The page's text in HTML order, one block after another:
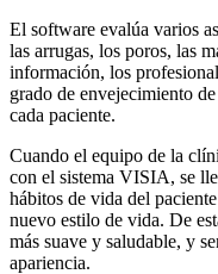
El software evalúa varios
las arrugas, los poros, las
información, los
grado de envejecimiento
cada paciente.
Cuando el equipo de la
con el sistema VISIA, se
hábitos de vida del
nuevo estilo de vida. De
más suave y saludable, y
apariencia.